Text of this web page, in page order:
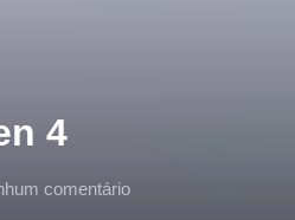
4
comentário